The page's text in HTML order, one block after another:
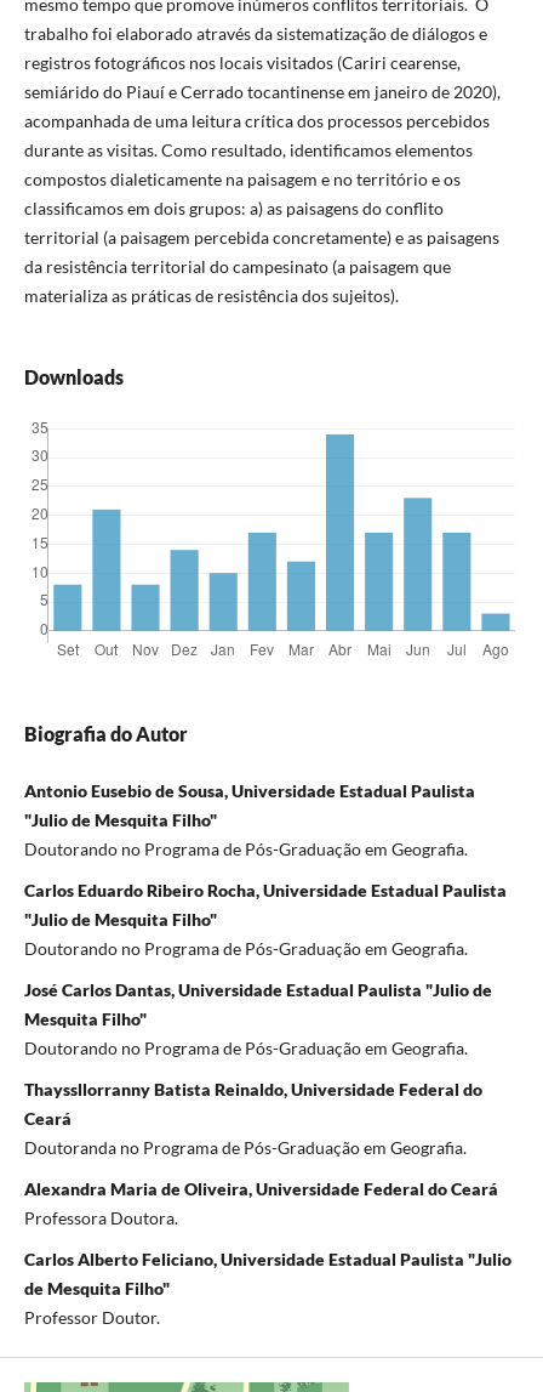
mesmo tempo que promove inúmeros conflitos territoriais. O
trabalho foi elaborado através da sistematização de diálogos e
registros fotográficos nos locais visitados (Cariri cearense,
semiárido do Piauí e Cerrado tocantinense em janeiro de 2020),
acompanhada de uma leitura crítica dos processos percebidos
durante as visitas. Como resultado, identificamos elementos
compostos dialeticamente na paisagem e no território e os
classificamos em dois grupos: a) as paisagens do conflito
territorial (a paisagem percebida concretamente) e as paisagens
da resistência territorial do campesinato (a paisagem que
materializa as práticas de resistência dos sujeitos).
Downloads
Biografia do Autor
Antonio Eusebio de Sousa, Universidade Estadual Paulista
"Julio de Mesquita Filho"
Doutorando no Programa de Pós-Graduação em Geografia.
Carlos Eduardo Ribeiro Rocha, Universidade Estadual Paulista
"Julio de Mesquita Filho"
Doutorando no Programa de Pós-Graduação em Geografia.
José Carlos Dantas, Universidade Estadual Paulista "Julio de
Mesquita Filho"
Doutorando no Programa de Pós-Graduação em Geografia.
Thayssllorranny Batista Reinaldo, Universidade Federal do
Ceará
Doutoranda no Programa de Pós-Graduação em Geografia.
Alexandra Maria de Oliveira, Universidade Federal do Ceará
Professora Doutora.
Carlos Alberto Feliciano, Universidade Estadual Paulista "Julio
de Mesquita Filho"
Professor Doutor.